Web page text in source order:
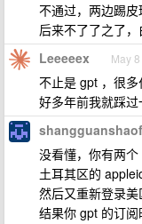
不通过，两边踢皮
后来不了了之了，
Leeeeex May 8
不止是 gpt ，很多
好多年前我就踩过
没看懂，你有两个
土耳其区的
然后又重新登录美
结果你 gpt 的订阅